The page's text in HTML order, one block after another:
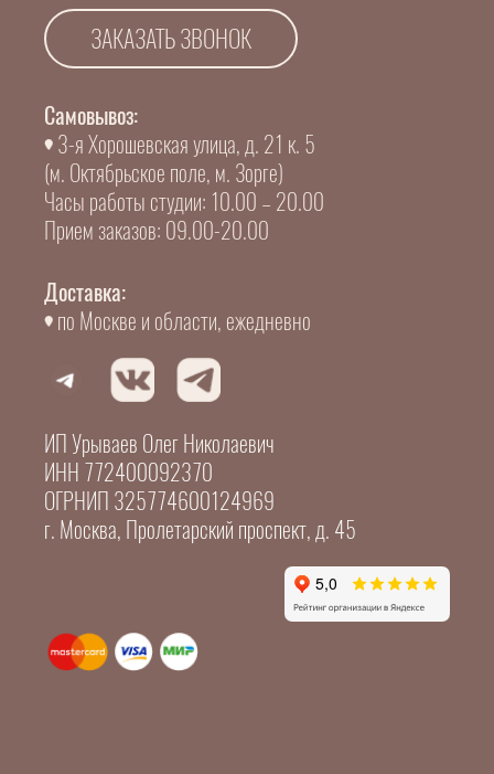
ЗАКАЗАТЬ ЗВОНОК
Самовывоз:
3-я Хорошевская улица, д. 21 к. 5
(м. Октябрьское поле, м. Зорге)
Часы работы студии: 10.00 – 20.00
Прием заказов: 09.00-20.00
Доставка:
по Москве и области, ежедневно
ИП Урываев Олег Николаевич
ИНН 772400092370
ОГРНИП 325774600124969
г. Москва, Пролетарский проспект, д. 45